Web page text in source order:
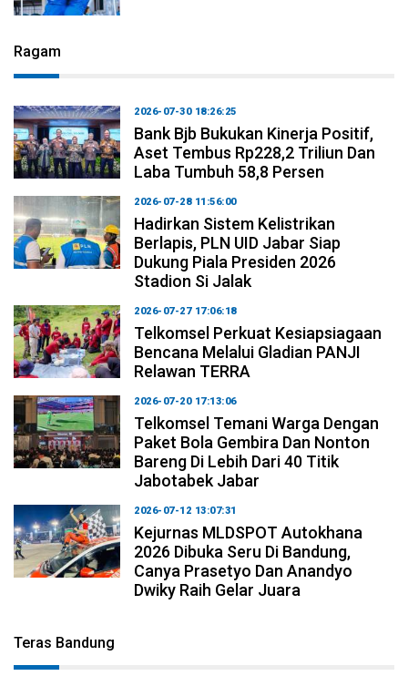
Ragam
2026-07-30 18:26:25
Bank Bjb Bukukan Kinerja Positif,
Aset Tembus Rp228,2 Triliun Dan
Laba Tumbuh 58,8 Persen
2026-07-28 11:56:00
Hadirkan Sistem Kelistrikan
Berlapis, PLN UID Jabar Siap
Dukung Piala Presiden 2026
Stadion Si Jalak
2026-07-27 17:06:18
Telkomsel Perkuat Kesiapsiagaan
Bencana Melalui Gladian PANJI
Relawan TERRA
2026-07-20 17:13:06
Telkomsel Temani Warga Dengan
Paket Bola Gembira Dan Nonton
Bareng Di Lebih Dari 40 Titik
Jabotabek Jabar
2026-07-12 13:07:31
Kejurnas MLDSPOT Autokhana
2026 Dibuka Seru Di Bandung,
Canya Prasetyo Dan Anandyo
Dwiky Raih Gelar Juara
Teras Bandung